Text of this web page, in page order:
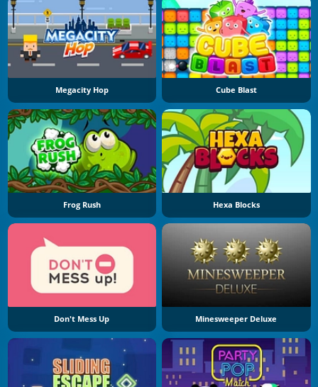
Megacity Hop Cube Blast
Frog Rush Hexa Blocks
Don't Mess Up Minesweeper Deluxe